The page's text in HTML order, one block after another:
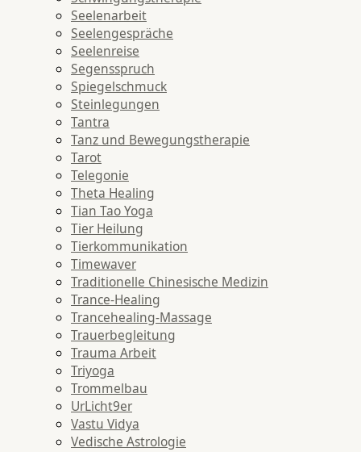
Seelenarbeit
Seelengespräche
Seelenreise
Segensspruch
Spiegelschmuck
Steinlegungen
Tantra
Tanz und Bewegungstherapie
Tarot
Telegonie
Theta Healing
Tian Tao Yoga
Tier Heilung
Tierkommunikation
Timewaver
Traditionelle Chinesische Medizin
Trance-Healing
Trancehealing-Massage
Trauerbegleitung
Trauma Arbeit
Triyoga
Trommelbau
UrLicht9er
Vastu Vidya
Vedische Astrologie